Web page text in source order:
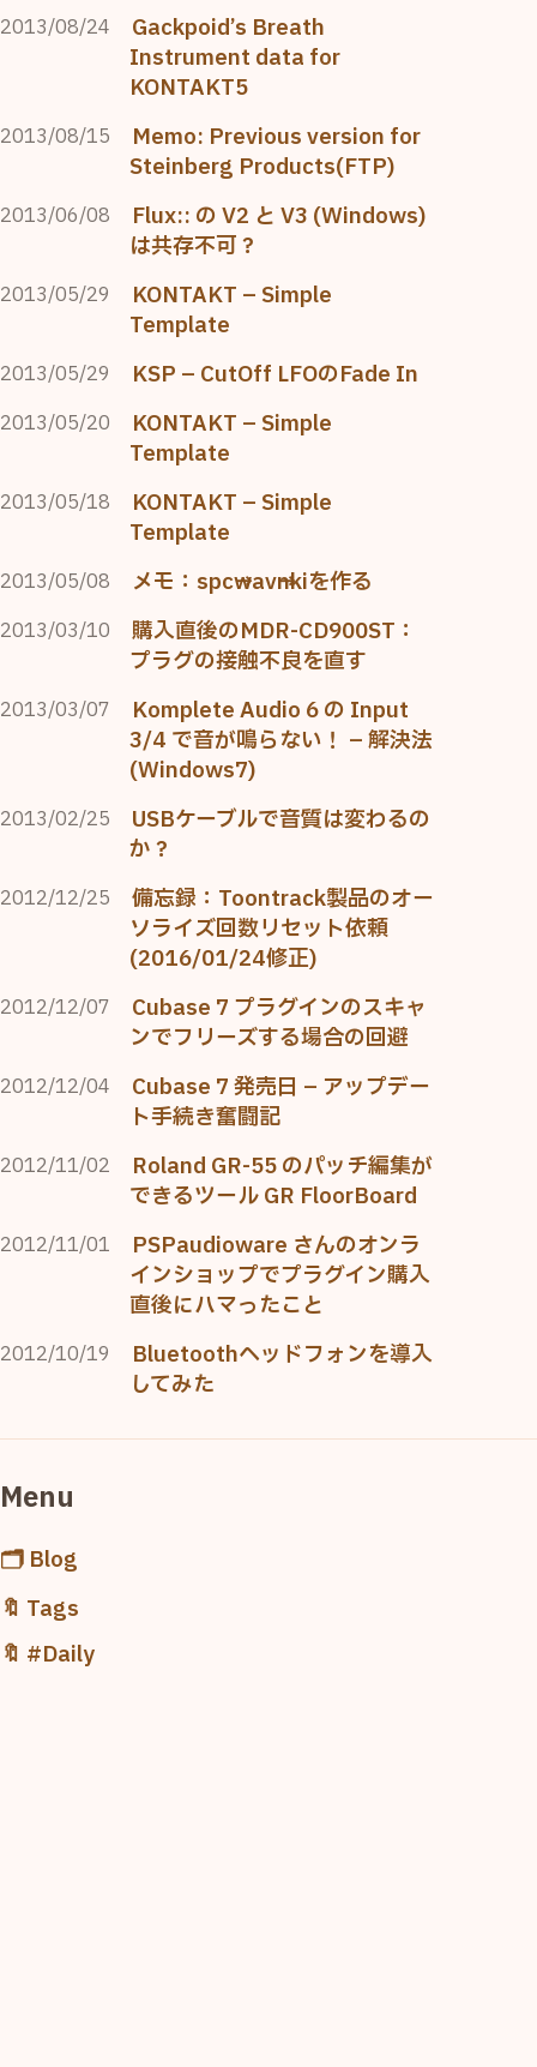
2013/08/24
Gackpoid’s Breath
Instrument data for
KONTAKT5
2013/08/15
Memo: Previous version for
Steinberg Products(FTP)
2013/06/08
Flux:: の V2 と V3 (Windows)
は共存不可？
2013/05/29
KONTAKT – Simple
Template
2013/05/29 KSP – CutOff LFOのFade In
2013/05/20
KONTAKT – Simple
Template
2013/05/18
KONTAKT – Simple
Template
2013/05/08 メモ：spc→wav→nkiを作る
2013/03/10
購入直後のMDR-CD900ST：
プラグの接触不良を直す
2013/03/07
Komplete Audio 6 の Input
3/4 で音が鳴らない！ – 解決法
(Windows7)
2013/02/25
USBケーブルで音質は変わるの
か？
2012/12/25
備忘録：Toontrack製品のオー
ソライズ回数リセット依頼
(2016/01/24修正)
2012/12/07
Cubase 7 プラグインのスキャ
ンでフリーズする場合の回避
2012/12/04
Cubase 7 発売日 – アップデー
ト手続き奮闘記
2012/11/02
Roland GR-55 のパッチ編集が
できるツール GR FloorBoard
2012/11/01
PSPaudioware さんのオンラ
インショップでプラグイン購入
直後にハマったこと
2012/10/19
Bluetoothヘッドフォンを導入
してみた
Menu
🗂️ Blog
🔖 Tags
🔖 #Daily